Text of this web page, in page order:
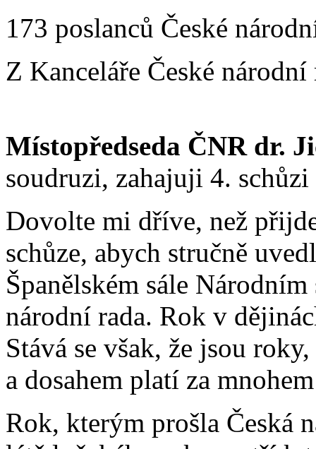
173 poslanců České
Z Kanceláře České
Místopředseda ČNR dr.
soudruzi, zahajuji 4.
Dovolte mi dříve, než
schůze, abych stručně
Španělském sále
národní rada. Rok v
Stává se však, že jsou
a dosahem platí za
Rok, kterým prošla Česká